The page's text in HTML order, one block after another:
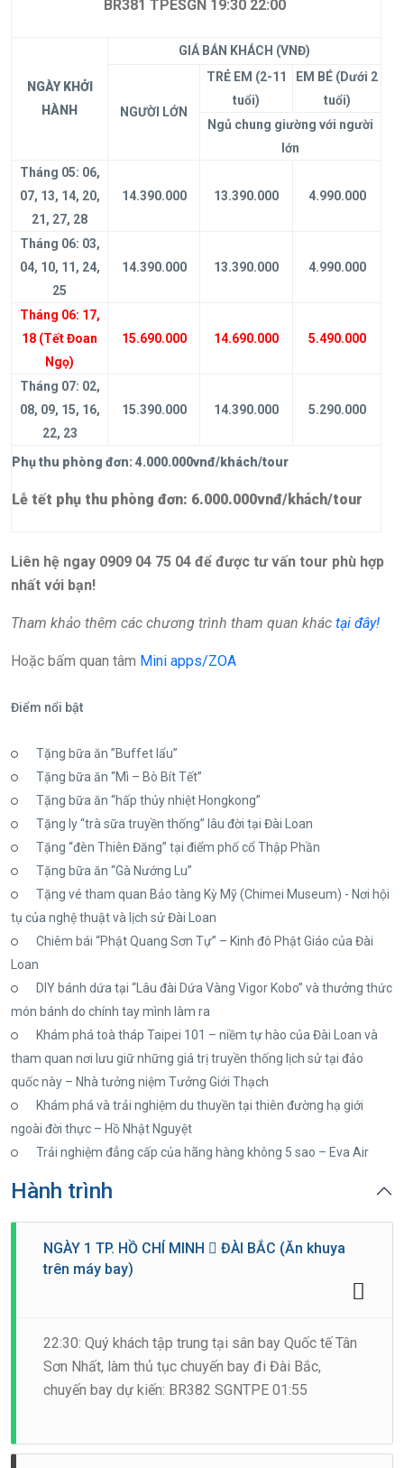
BR381 TPESGN 19:30 22:00
NGÀY KHỞI
HÀNH
GIÁ BÁN KHÁCH (VNĐ)
NGƯỜI LỚN
TRẺ EM (2-11
tuổi)
EM BÉ (Dưới 2
tuổi)
Ngủ chung giường với người
lớn
Tháng 05: 06,
07, 13, 14, 20,
21, 27, 28
14.390.000 13.390.000 4.990.000
Tháng 06: 03,
04, 10, 11, 24,
25
14.390.000 13.390.000 4.990.000
Tháng 06: 17,
18 (Tết Đoan
Ngọ)
15.690.000 14.690.000 5.490.000
Tháng 07: 02,
08, 09, 15, 16,
22, 23
15.390.000 1 4.390.000 5.290.000
Phụ thu phòng đơn: 4.000.000vnđ/khách/tour
Lễ tết phụ thu phòng đơn: 6.000.000vnđ/khách/tour
Liên hệ ngay 0909 04 75 04 để được tư vấn tour phù hợp
nhất với bạn!
Tham khảo thêm các chương trình tham quan khác tại đây!
Hoặc bấm quan tâm Mini apps/ZOA
Điểm nổi bật
Tặng bữa ăn ”Buffet lẩu”
Tặng bữa ăn “Mì – Bò Bít Tết”
Tặng bữa ăn “hấp thủy nhiệt Hongkong”
Tặng ly “trà sữa truyền thống” lâu đời tại Đài Loan
Tặng “đèn Thiên Đăng” tại điểm phố cổ Thập Phần
Tặng bữa ăn “Gà Nướng Lu”
Tặng vé tham quan Bảo tàng Kỳ Mỹ (Chimei Museum) - Nơi hội
tụ của nghệ thuật và lịch sử Đài Loan
Chiêm bái “Phật Quang Sơn Tự” – Kinh đô Phật Giáo của Đài
Loan
DIY bánh dứa tại “Lâu đài Dứa Vàng Vigor Kobo” và thưởng thức
món bánh do chính tay mình làm ra
Khám phá toà tháp Taipei 101 – niềm tự hào của Đài Loan và
tham quan nơi lưu giữ những giá trị truyền thống lịch sử tại đảo
quốc này – Nhà tưởng niệm Tưởng Giới Thạch
Khám phá và trải nghiệm du thuyền tại thiên đường hạ giới
ngoài đời thực – Hồ Nhật Nguyệt
Trải nghiệm đẳng cấp của hãng hàng không 5 sao – Eva Air
Hành trình
NGÀY 1 TP. HỒ CHÍ MINH  ĐÀI BẮC (Ăn khuya
trên máy bay)
22:30: Quý khách tập trung tại sân bay Quốc tế Tân
Sơn Nhất, làm thủ tục chuyến bay đi Đài Bắc,
chuyến bay dự kiến: BR382 SGNTPE 01:55